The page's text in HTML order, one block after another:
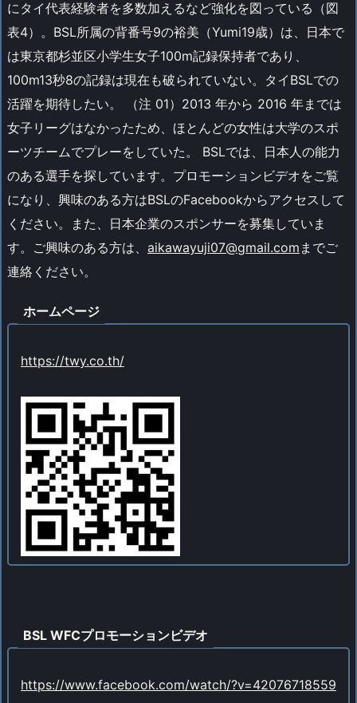
にタイ代表経験者を多数加えるなど強化を図っている（図
表4）。BSL所属の背番号9の裕美（Yumi19歳）は、日本で
は東京都杉並区小学生女子100m記録保持者であり、
100m13秒8の記録は現在も破られていない。タイBSLでの
活躍を期待したい。 （注 01）2013 年から 2016 年までは
女子リーグはなかったため、ほとんどの女性は大学のスポ
ーツチームでプレーをしていた。 BSLでは、日本人の能力
のある選手を探しています。プロモーションビデオをご覧
になり、興味のある方はBSLのFacebookからアクセスして
ください。また、日本企業のスポンサーを募集していま
す。ご興味のある方は、 aikawayuji07@gmail.com までご
連絡ください。
ホームページ
https://twy.co.th/
BSL WFCプロモーションビデオ
https://www.facebook.com/watch/?v=42076718559